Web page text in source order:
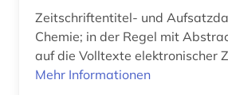
energieverbrauch (2)
Zeitschriftentitel- und
Chemie; in der Regel mit
auf die Volltexte elektronischer
Mehr Informationen